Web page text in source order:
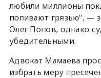
любили миллионы
поливают грязью", —
Олег Попов, однако
убедительными.
Адвокат Мамаева
избрать меру